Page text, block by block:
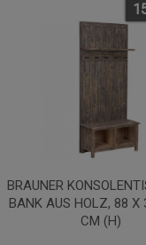
BRAUNER
BANK AUS HOLZ, 88 X
CM (H)